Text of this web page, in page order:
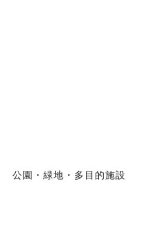
公園・緑地・多目的施設